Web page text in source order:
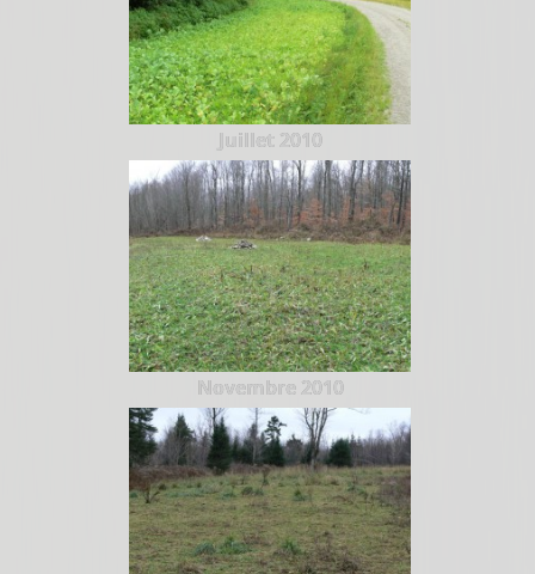
Juillet 2010
Novembre 2010